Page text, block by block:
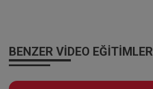
BENZER VIDEO EĞITIMLER